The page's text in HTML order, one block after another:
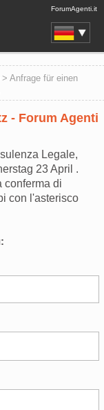
ForumAgenti.it
> Anfrage für einen
- Forum Agenti
Legale,
23 April .
conferma di
con l'asterisco